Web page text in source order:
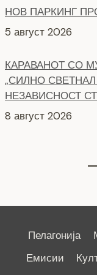
„СИЛНО
НЕЗАВИСНОСТ
СЕ
7 август 2026
Пелагонија
Емисии